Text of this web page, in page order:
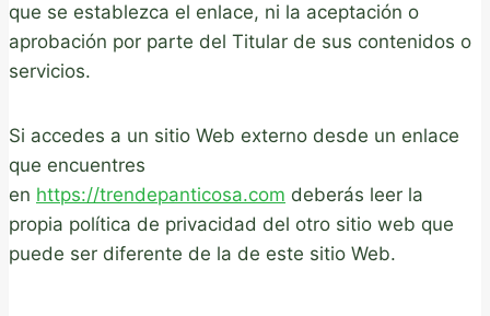
que se establezca el enlace, ni la aceptación o
aprobación por parte del Titular de sus contenidos o
servicios.
Si accedes a un sitio Web externo desde un enlace
que encuentres
en https://trendepanticosa.com deberás leer la
propia política de privacidad del otro sitio web que
puede ser diferente de la de este sitio Web.